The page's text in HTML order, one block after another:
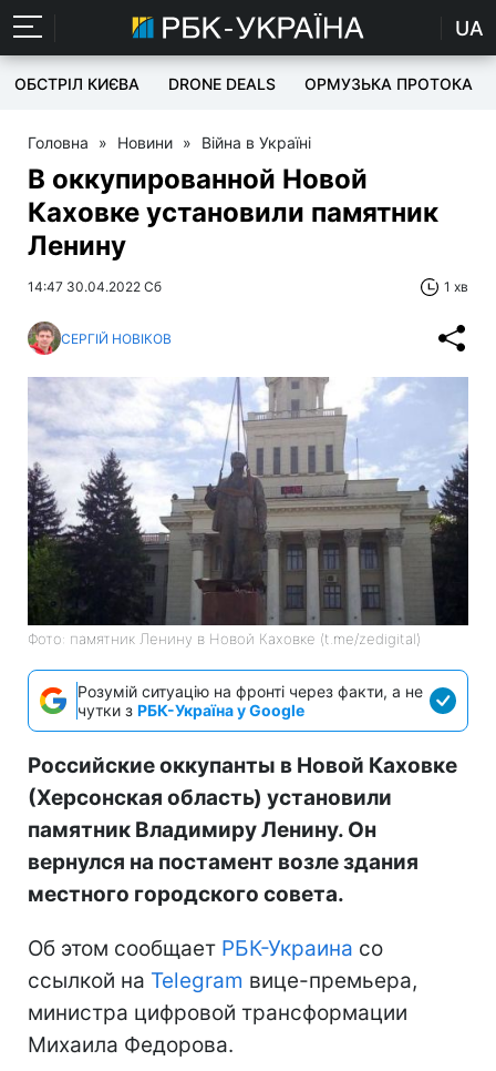
UA
ОБСТРІЛ КИЄВА DRONE DEALS ОРМУЗЬКА ПРОТОКА
Головна » Новини » Війна в Україні
В оккупированной Новой
Каховке установили памятник
Ленину
14:47 30.04.2022 Сб 1 хв
СЕРГІЙ НОВІКОВ
Фото: памятник Ленину в Новой Каховке (t.me/zedigital)
Розумій ситуацію на фронті через факти, а не
чутки з РБК-Україна у Google
Российские оккупанты в Новой Каховке
(Херсонская область) установили
памятник Владимиру Ленину. Он
вернулся на постамент возле здания
местного городского совета.
Об этом сообщает РБК-Украина со
ссылкой на Telegram вице-премьера,
министра цифровой трансформации
Михаила Федорова.